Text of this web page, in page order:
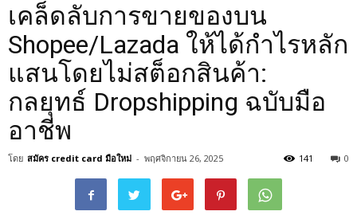
เคล็ดลับการขายของบน
Shopee/Lazada ให้ได้กำไรหลัก
แสนโดยไม่สต็อกสินค้า:
กลยุทธ์ Dropshipping ฉบับมือ
อาชีพ
โดย สมัคร credit card มือใหม่ - พฤศจิกายน 26, 2025 0
141